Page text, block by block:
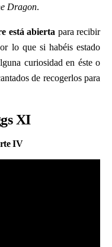
Dragon.
está abierta para recibir
lo que si habéis estado
curiosidad en éste o
de recogerlos para
XI
IV